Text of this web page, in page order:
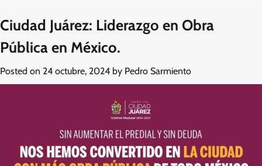
Ciudad Juárez: Liderazgo en Obra
Pública en México.
Posted on 24 octubre, 2024 by Pedro Sarmiento